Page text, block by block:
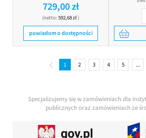
729,00 zł
(netto: 592,68 zł)
powiadom o dostępności
1 2 3 4 5 ...
Specjalizujemy się w zamówieniach dla
publicznych oraz zamówieniach ze